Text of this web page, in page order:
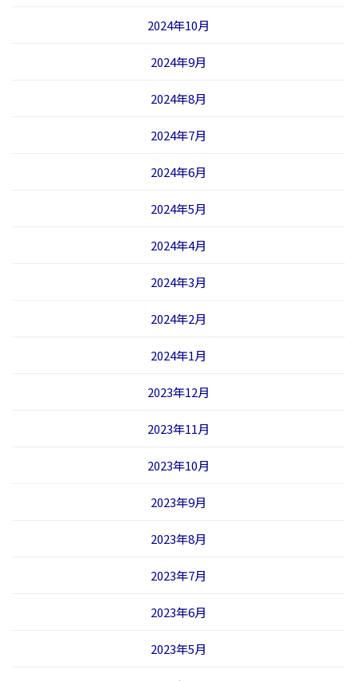
2024年10月
2024年9月
2024年8月
2024年7月
2024年6月
2024年5月
2024年4月
2024年3月
2024年2月
2024年1月
2023年12月
2023年11月
2023年10月
2023年9月
2023年8月
2023年7月
2023年6月
2023年5月